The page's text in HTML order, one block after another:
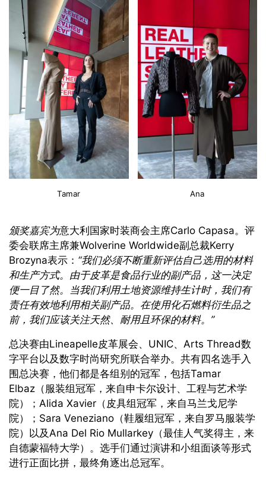
Tamar Ana
颁奖嘉宾为意大利国家时装商会主席Carlo Capasa。评
委会联席主席兼Wolverine Worldwide副总裁Kerry
Brozyna表示： “我们必须不断重新评估自己选用的材料
和生产方式。由于皮革是食品行业的副产品，这一决定
便一目了然。当我们利用土地资源维持生计时，我们有
责任有效地利用相关副产品。在使用化石燃料衍生品之
前，我们应该关注天然、耐用且环保的材料。”
总决赛由Lineapelle皮革展会、UNIC、Arts Thread数
字平台以及数字时尚研究所联合举办。共有四名选手入
围总决赛，他们都是各组别的冠军，包括Tamar
Elbaz（服装组冠军，来自申卡尔设计、工程与艺术学
院）；Alida Xavier（皮具组冠军，来自马兰戈尼学
院）；Sara Veneziano（鞋履组冠军，来自罗⻢服装学
院）以及Ana Del Rio Mullarkey（最佳人气奖得主，来
自德蒙福特大学）。选手们通过演讲和小组面谈等形式
进行正面比拼，最终角逐出总冠军。